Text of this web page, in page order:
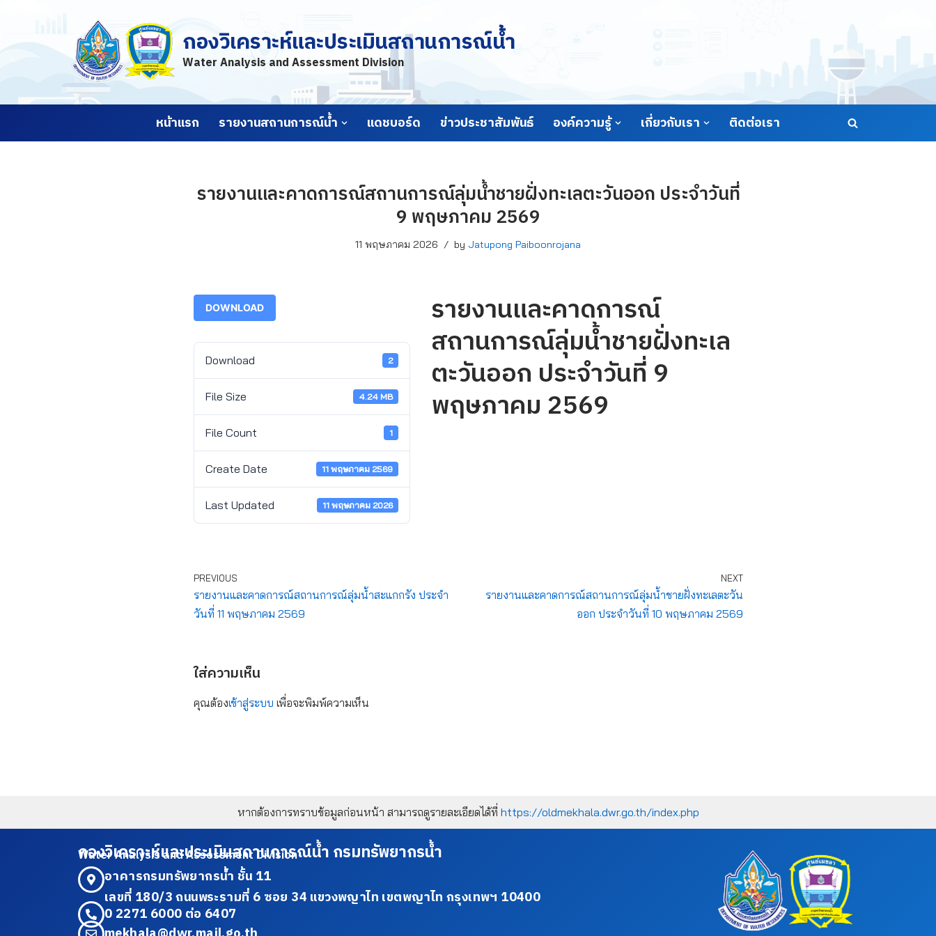
กองวิเคราะห์และประเมินสถานการณ์น้ำ
Water Analysis and Assessment Division
หน้าแรก รายงานสถานการณ์น้ำ แดชบอร์ด ข่าวประชาสัมพันธ์ องค์ความรู้ เกี่ยวกับเรา ติดต่อเรา
รายงานและคาดการณ์สถานการณ์ลุ่มน้ำชายฝั่งทะเลตะวันออก ประจำวันที่
9 พฤษภาคม 2569
11 พฤษภาคม 2026 by Jatupong Paiboonrojana
DOWNLOAD
Download 2
File Size 4.24 MB
File Count 1
Create Date 11 พฤษภาคม 2569
Last Updated 11 พฤษภาคม 2026
รายงานและคาดการณ์
สถานการณ์ลุ่มน้ำชายฝั่งทะเล
ตะวันออก ประจำวันที่ 9
พฤษภาคม 2569
PREVIOUS
รายงานและคาดการณ์สถานการณ์ลุ่มน้ำสะแกกรัง ประจำ
วันที่ 11 พฤษภาคม 2569
NEXT
รายงานและคาดการณ์สถานการณ์ลุ่มน้ำชายฝั่งทะเลตะวัน
ออก ประจำวันที่ 10 พฤษภาคม 2569
ใส่ความเห็น
คุณต้องเข้าสู่ระบบ เพื่อจะพิมพ์ความเห็น
หากต้องการทราบข้อมูลก่อนหน้า สามารถดูรายละเอียดได้ที่ https://oldmekhala.dwr.go.th/index.php
กองวิเคราะห์และประเมินสถานการณ์น้ำ กรมทรัพยากรน้ำ
Water Analysis and Assessment Division
อาคารกรมทรัพยากรน้ำ ชั้น 11
เลขที่ 180/3 ถนนพระรามที่ 6 ซอย 34 แขวงพญาไท เขตพญาไท กรุงเทพฯ 10400
0 2271 6000 ต่อ 6407